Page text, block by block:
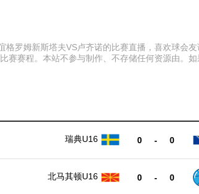
格罗姆新斯塔夫VS卢齐诺的比赛直播，喜欢球会
赛赛程。本站不参与制作、不存储任何资源由。
瑞典U16 0 - 0
北马其顿U16 0 - 0